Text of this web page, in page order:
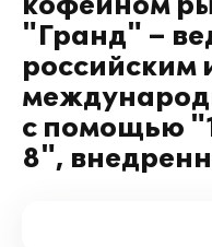
"Гранд" –
российским
с помощью
8",